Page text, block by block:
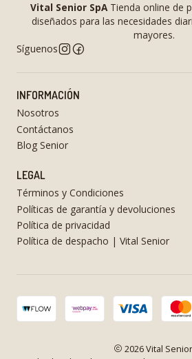
Vital Senior SpATienda online de
diseñados para las necesidades
mayores.
Síguenos
INFORMACIÓN
Nosotros
Contáctanos
Blog Senior
LEGAL
Términos y Condiciones
Políticas de garantía y devoluciones
Política de privacidad
Política de despacho | Vital Senior
2026 Vital